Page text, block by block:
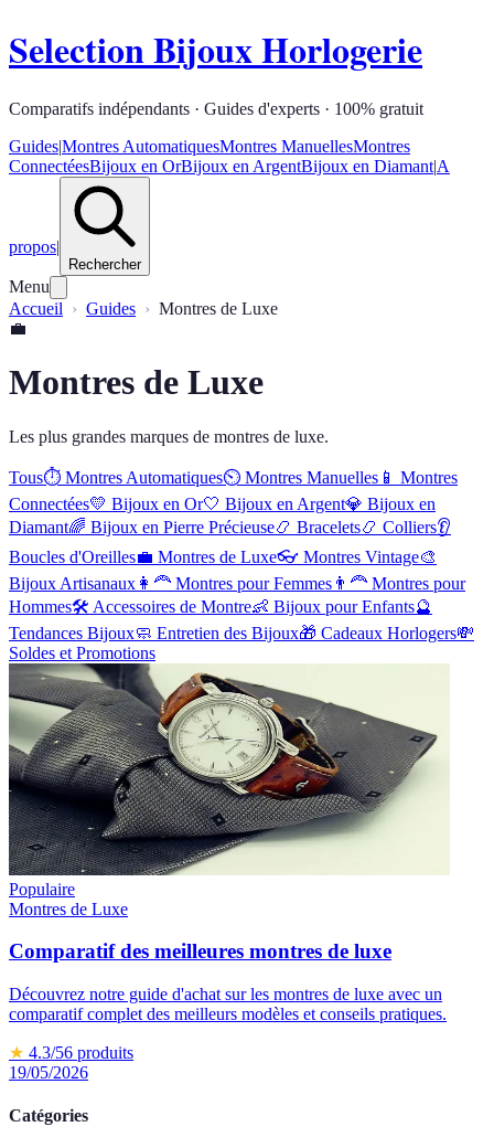
Selection Bijoux Horlogerie
Comparatifs indépendants · Guides d'experts · 100% gratuit
Guides|Montres AutomatiquesMontres ManuellesMontres
ConnectéesBijoux en OrBijoux en ArgentBijoux en Diamant|A
propos|
Rechercher
Menu
Accueil
Guides
Montres de Luxe
💼
Montres de Luxe
Les plus grandes marques de montres de luxe.
Tous⏱️ Montres Automatiques⏲️ Montres Manuelles 📱 Montres
Connectées💛 Bijoux en Or🤍 Bijoux en Argent💎 Bijoux en
Diamant🌈 Bijoux en Pierre Précieuse📿 Bracelets📿 Colliers👂
Boucles d'Oreilles💼 Montres de Luxe👓 Montres Vintage🎨
Bijoux Artisanaux 👩‍🦰 Montres pour Femmes 👨‍🦰 Montres pour
Hommes🛠️ Accessoires de Montre👶 Bijoux pour Enfants🔮
Tendances Bijoux🧼 Entretien des Bijoux🎁 Cadeaux Horlogers💸
Soldes et Promotions
Populaire
Montres de Luxe
Comparatif des meilleures montres de luxe
Découvrez notre guide d'achat sur les montres de luxe avec un
comparatif complet des meilleurs modèles et conseils pratiques.
★ 4.3/56 produits
19/05/2026
Catégories